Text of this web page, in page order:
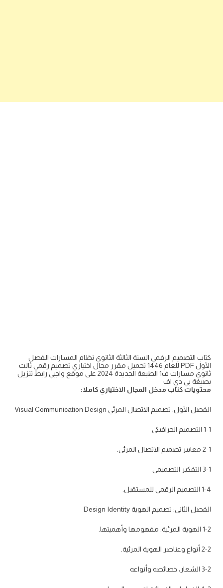
كتاب التصميم الرقمي السنة الثالثة الثانوي نظام المسارات الفصل
الأول PDF للعام 1446 تحميل مقرر مجال اختياري تصميم رقمي ثالث
ثانوي مسارات ف1 الطبعة الجديدة 2024 على موقع واجبي رابط تنزيل
بصيغة بي دي اف
محتويات كتاب مدخل المجال الاختياري كاملا:
الفصل الأول: تصميم الاتصال المرئي Visual Communication Design
1-1 التصميم الجرافيكي
2-1 معايير تصميم الاتصال المرئي.
3-1 التفكير التصميمي
1-4 التصميم الرقمي للمستقبل.
الفصل الثاني: تصميم الهوية Design Identity
1-2 الهوية المرئية: مفهومها وأهميتها.
2-2 أنواع وعناصر الهوية المرئية.
3-2 الشعار، خصائصه وأنواعه